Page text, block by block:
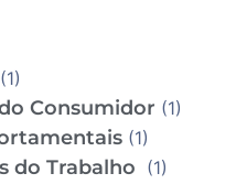
(1)
Consumidor (1)
(1)
do Trabalho (1)